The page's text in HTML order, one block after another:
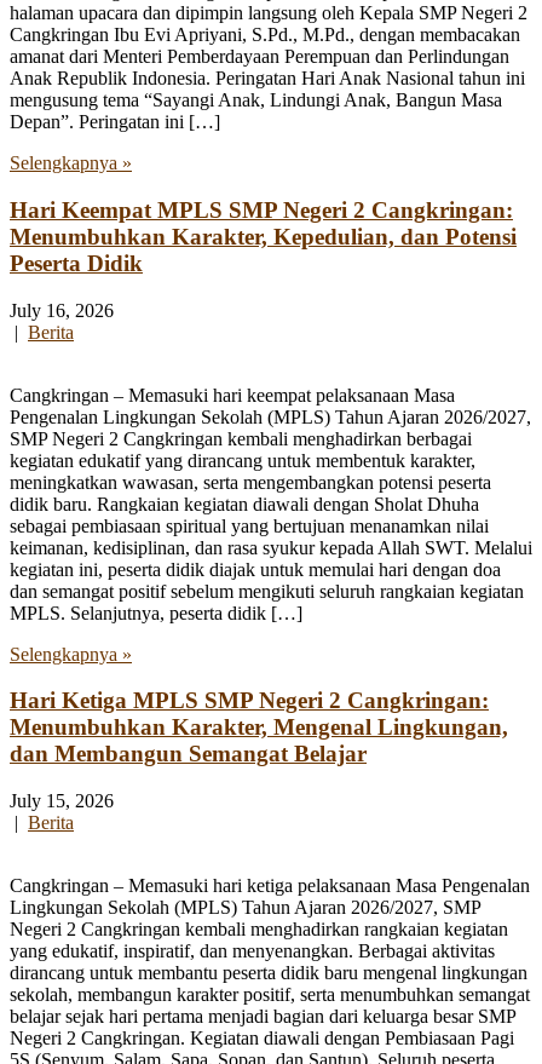
halaman upacara dan dipimpin langsung oleh Kepala SMP Negeri 2
Cangkringan Ibu Evi Apriyani, S.Pd., M.Pd., dengan membacakan
amanat dari Menteri Pemberdayaan Perempuan dan Perlindungan
Anak Republik Indonesia. Peringatan Hari Anak Nasional tahun ini
mengusung tema “Sayangi Anak, Lindungi Anak, Bangun Masa
Depan”. Peringatan ini […]
Selengkapnya »
Hari Keempat MPLS SMP Negeri 2 Cangkringan:
Menumbuhkan Karakter, Kepedulian, dan Potensi
Peserta Didik
July 16, 2026
| Berita
Cangkringan – Memasuki hari keempat pelaksanaan Masa
Pengenalan Lingkungan Sekolah (MPLS) Tahun Ajaran 2026/2027,
SMP Negeri 2 Cangkringan kembali menghadirkan berbagai
kegiatan edukatif yang dirancang untuk membentuk karakter,
meningkatkan wawasan, serta mengembangkan potensi peserta
didik baru. Rangkaian kegiatan diawali dengan Sholat Dhuha
sebagai pembiasaan spiritual yang bertujuan menanamkan nilai
keimanan, kedisiplinan, dan rasa syukur kepada Allah SWT. Melalui
kegiatan ini, peserta didik diajak untuk memulai hari dengan doa
dan semangat positif sebelum mengikuti seluruh rangkaian kegiatan
MPLS. Selanjutnya, peserta didik […]
Selengkapnya »
Hari Ketiga MPLS SMP Negeri 2 Cangkringan:
Menumbuhkan Karakter, Mengenal Lingkungan,
dan Membangun Semangat Belajar
July 15, 2026
| Berita
Cangkringan – Memasuki hari ketiga pelaksanaan Masa Pengenalan
Lingkungan Sekolah (MPLS) Tahun Ajaran 2026/2027, SMP
Negeri 2 Cangkringan kembali menghadirkan rangkaian kegiatan
yang edukatif, inspiratif, dan menyenangkan. Berbagai aktivitas
dirancang untuk membantu peserta didik baru mengenal lingkungan
sekolah, membangun karakter positif, serta menumbuhkan semangat
belajar sejak hari pertama menjadi bagian dari keluarga besar SMP
Negeri 2 Cangkringan. Kegiatan diawali dengan Pembiasaan Pagi
5S (Senyum, Salam, Sapa, Sopan, dan Santun). Seluruh peserta